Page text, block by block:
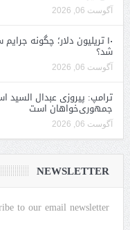
آگوست 06, 2026
۱۰ تریلیون دلار؛ چگونه
شد؟
آگوست 06, 2026
ترامپ: پیروزی عبدال السید
جمهوری‌خواهان است
آگوست 06, 2026
NEWSLETTER
to our email newsletter.